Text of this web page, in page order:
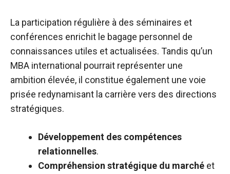
La participation régulière à des séminaires et
conférences enrichit le bagage personnel de
connaissances utiles et actualisées. Tandis qu’un
MBA international pourrait représenter une
ambition élevée, il constitue également une voie
prisée redynamisant la carrière vers des directions
stratégiques.
Développement des compétences
relationnelles.
Compréhension stratégique du marché et